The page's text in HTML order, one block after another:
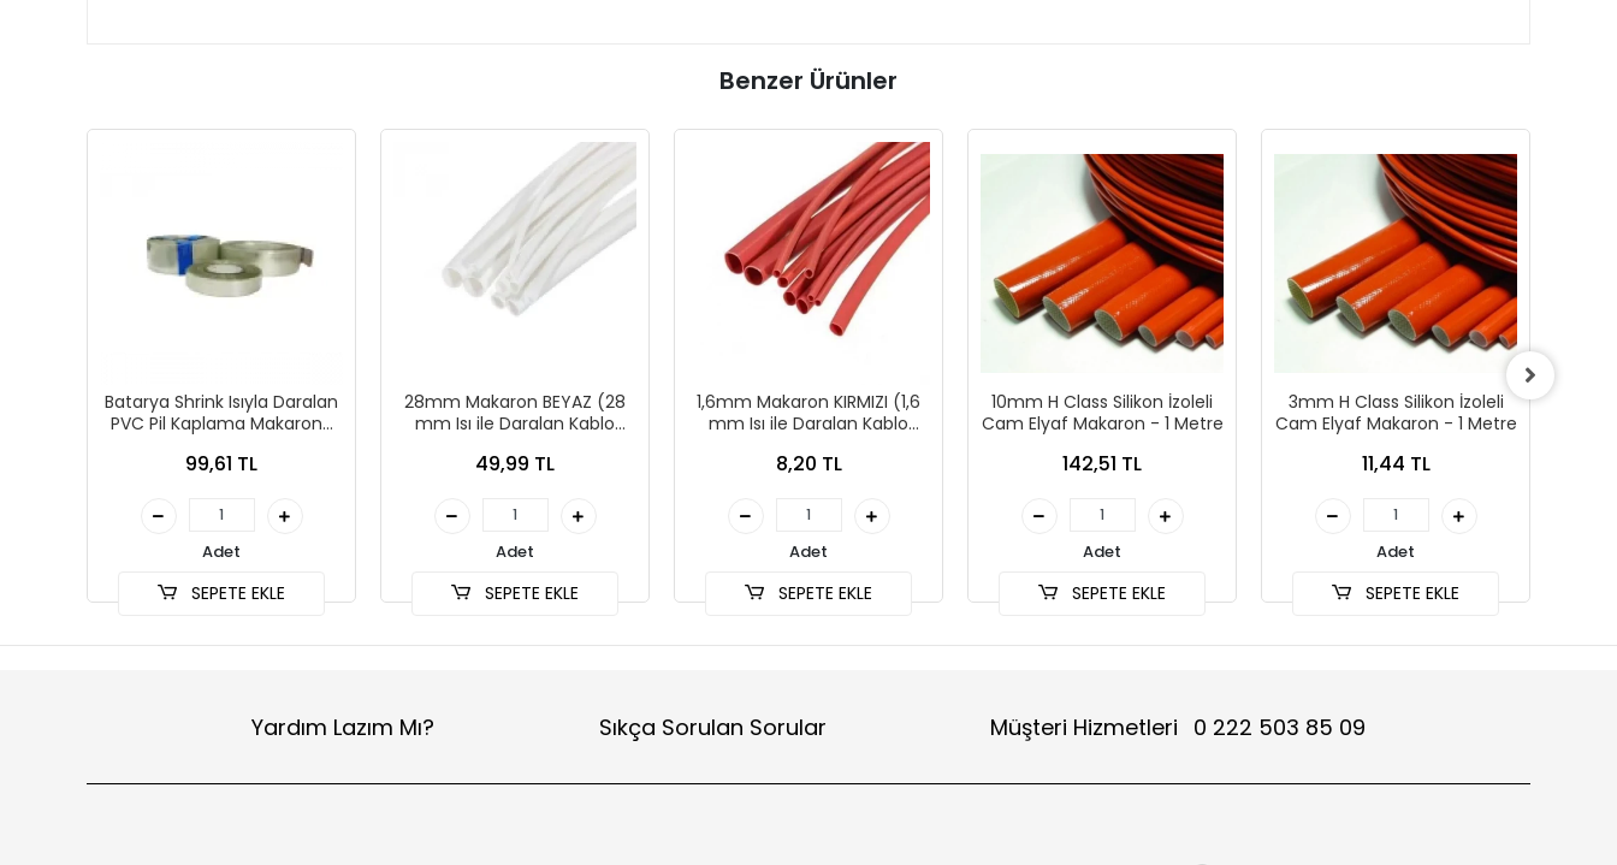
Benzer Ürünler
Batarya Shrink Isıyla Daralan
PVC Pil Kaplama Makaronu
99,61 TL
Adet
SEPETE EKLE
28mm Makaron BEYAZ (28
mm Isı ile Daralan Kablo
49,99 TL
Adet
SEPETE EKLE
1,6mm Makaron KIRMIZI (1,6
mm Isı ile Daralan Kablo
8,20 TL
Adet
SEPETE EKLE
10mm H Class Silikon İzoleli
Cam Elyaf Makaron - 1 Metre
142,51 TL
Adet
SEPETE EKLE
3mm H Class Silikon İzoleli
Cam Elyaf Makaron - 1 Metre
11,44 TL
Adet
SEPETE EKLE
Yardım Lazım Mı? Sıkça Sorulan Sorular Müşteri Hizmetleri 0 222 503 85 09